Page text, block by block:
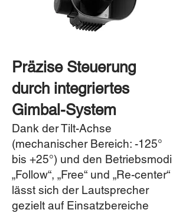
Präzise Steuerung
durch integriertes
Gimbal-System
Dank der Tilt-Achse
(mechanischer Bereich: -125°
bis +25°) und den Betriebsmodi
„Follow“, „Free“ und „Re-center“
lässt sich der Lautsprecher
gezielt auf Einsatzbereiche